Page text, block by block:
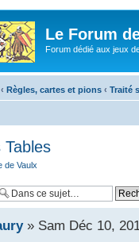
Le Forum
Forum dédié aux jeux
‹ Règles, cartes et pions ‹ Traité
Tables
de Vaulx
» Sam Déc 10,